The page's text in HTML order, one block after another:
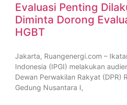
Evaluasi Penting
Diminta Dorong
HGBT
Jakarta, Ruangenergi.com –
Indonesia (IPGI) melakukan
Dewan Perwakilan Rakyat (DPR)
Gedung Nusantara I,